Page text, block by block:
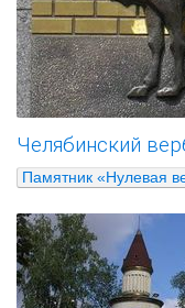
Челябинский
Памятник «Нулевая